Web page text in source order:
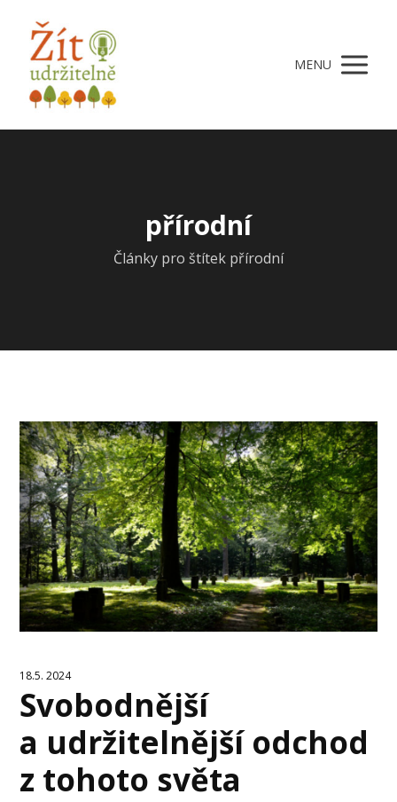
MENU
přírodní
Články pro štítek přírodní
18.5. 2024
Svobodnější
a udržitelnější odchod
z tohoto světa